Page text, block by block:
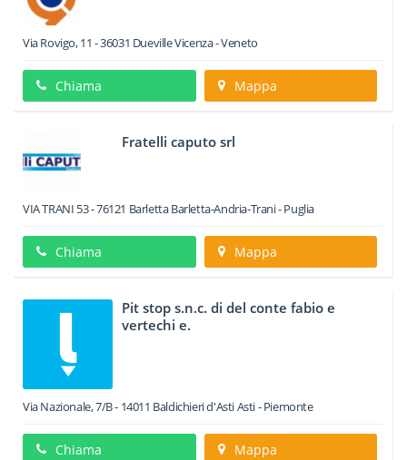
Via Rovigo, 11 -36031 DuevilleVicenza -Veneto
Chiama Mappa
Fratelli caputo srl
VIA TRANI 53-76121 BarlettaBarletta-Andria-Trani -Puglia
Chiama Mappa
Pit stop s.n.c. di del conte fabio e
vertechi e.
Via Nazionale, 7/B- 14011 Baldichieri d'AstiAsti -Piemonte
Chiama Mappa